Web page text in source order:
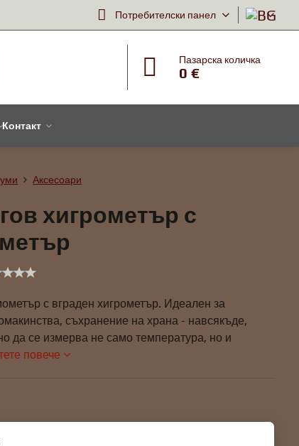
Потребителски панел
Пазарска количка
0 €
Контакт
Аксесоари
хигрометър с
с вграден хигрометър. Идеален за
съхранение на храна - навсякъде,
да се измерва не само температура, но и
повече